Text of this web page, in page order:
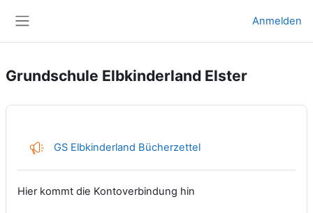
Anmelden
Grundschule Elbkinderland Elster
GS Elbkinderland BücherzettelFeedback
Hier kommt die Kontoverbindung hin